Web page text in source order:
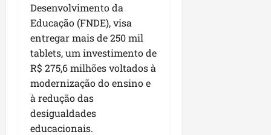
Desenvolvimento da
Educação (FNDE), visa
entregar mais de 250 mil
tablets, um investimento de
R$ 275,6 milhões voltados à
modernização do ensino e
à redução das
desigualdades
educacionais.